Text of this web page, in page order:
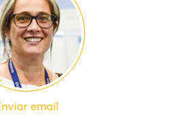
email